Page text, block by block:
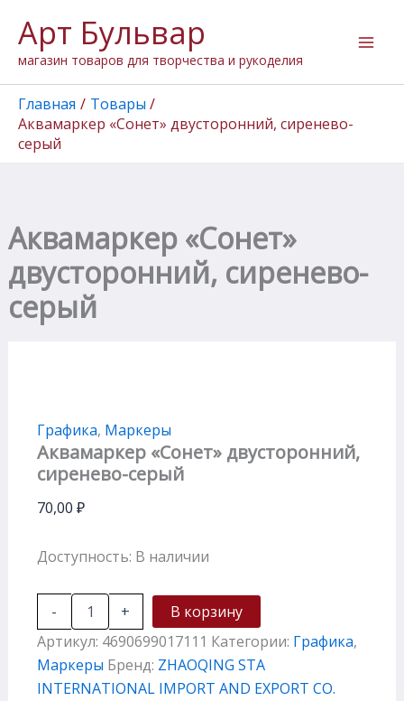
содержимому
Арт Бульвар
магазин товаров для творчества и рукоделия
Главная
Товары
Аквамаркер «Сонет» двусторонний, сиренево-
серый
Аквамаркер «Сонет»
двусторонний, сиренево-
серый
Графика, Маркеры
Аквамаркер «Сонет» двусторонний,
сиренево-серый
70,00 ₽
Доступность: В наличии
-
товара
Аквамаркер
"Сонет"
двусторонний,
сиренево-
+
В корзину
Артикул: 4690699017111 Категории: Графика,
Маркеры Бренд: ZHAOQING STA
INTERNATIONAL IMPORT AND EXPORT CO.